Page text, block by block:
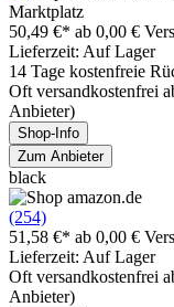
Marktplatz
50,49 €* ab 0,00 €
Lieferzeit: Auf Lager
14 Tage kostenfreie
Oft versandkostenfrei
Anbieter)
Shop-Info
Zum Anbieter
black
(254)
51,58 €* ab 0,00 €
Lieferzeit: Auf Lager
Oft versandkostenfrei
Anbieter)